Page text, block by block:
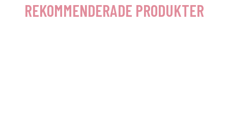
REKOMMENDERADE PRODUKTER